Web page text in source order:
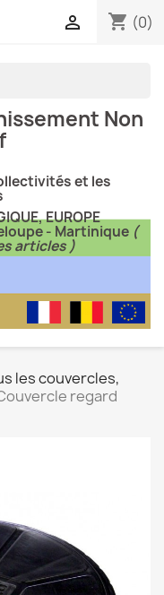
shopping_cart (0)

Non
et les
EUROPE
- Martinique(
articles )
les couvercles,
regard